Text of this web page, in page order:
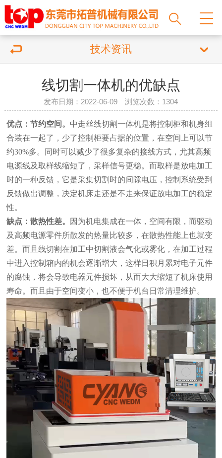
技术资讯
线切割一体机的优缺点
发布日期：2022-06-09 浏览次数： 1304
优点：节约空间。 中走丝线切割一体机是将控制柜和机身组
合装在一起了，少了控制柜要占据的位置，在空间上可以节
约30%多。同时可以减少了很多复杂的接线方式，尤其高频
电源线及取样线缩短了，采样信号更稳。而取样是放电加工
时的一种反馈，它是采集切割时的间隙电压，控制系统受到
反馈做出调整，决定机床走还是不走来保证放电加工的稳定
性。
缺点：散热性差。 因为机电集成在一体，空间有限，而驱动
及高频电源零件所散发的热量比较多，在散热性能上也就变
差。而且线切割在加工中切割液会气化或雾化，在加工过程
中进入控制箱内的机会逐渐增大，这样日积月累对电子元件
的腐蚀，将会导致电器元件损坏，从而大大缩短了机床使用
寿命。而且由于空间变小，也不便于机台日常清理维护。